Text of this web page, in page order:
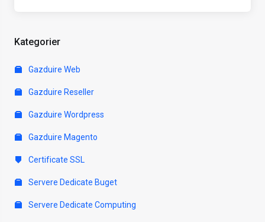
Kategorier
Gazduire Web
Gazduire Reseller
Gazduire Wordpress
Gazduire Magento
Certificate SSL
Servere Dedicate Buget
Servere Dedicate Computing